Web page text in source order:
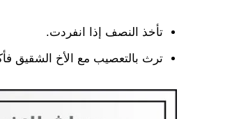
تأخذ النصف إذا انفردت.
ترث بالتعصيب مع الأخ الشقيق